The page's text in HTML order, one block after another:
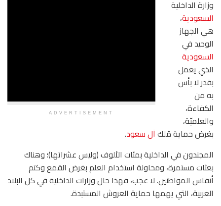
ADVERTISEMENT
وزارة الداخلية
السعودية،
هي الجهاز
الوحيد في
السعودية
الذي يعمل
بقدر لا بأس
به من
الكفاءة،
والعلميّة،
بغرض حماية مُلكآل سعود.
المجندون في الداخلية بمئات الألوف (وليس عشراتها)؛ وهناك
بعثات مستمرة، ومحاولة استخدام العلم بغرض القمع وكتم
أنفاس المواطنين. لا عجب، فهذا حال وزارات الداخلية في كل البلاد
العربية، التي يهمها حماية العروش المستبدة.